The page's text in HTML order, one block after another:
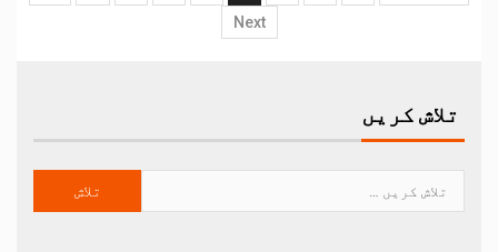
Next
تلاش کریں